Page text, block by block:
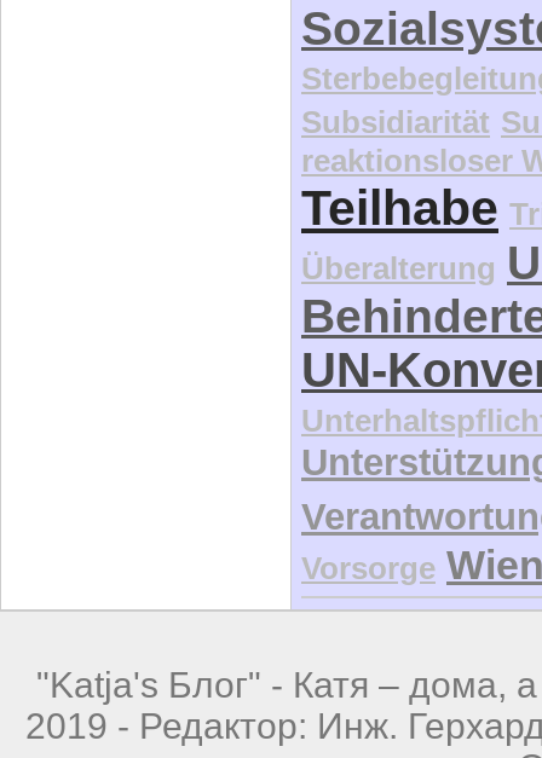
Subsidiarität
reaktionsloser
Teilhabe
Überalterung
UN-
Vorsorge
"Katja's Блог" - Катя – дома,
2019 - Редактор: Инж.